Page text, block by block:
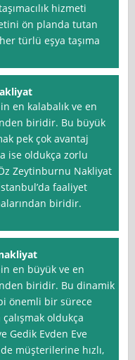
hizmeti
ön planda tutan
türlü eşya taşıma
en kalabalık ve en
biridir. Bu büyük
pek çok avantaj
ise oldukça zorlu
Zeytinburnu Nakliyat
faaliyet
biridir.
en büyük ve en
biridir. Bu dinamik
önemli bir sürece
oldukça
Gedik Evden Eve
müşterilerine hızlı,